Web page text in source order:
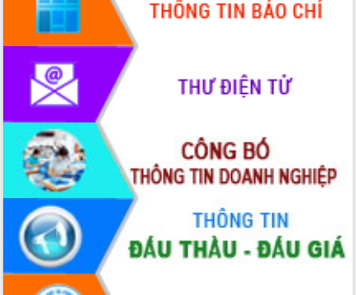
HĐND tỉnh thông qua điều chỉnh Quy
hoạch tỉnh thời kỳ 2021-2030
Hội thảo góp ý hồ sơ điều chỉnh quy
hoạch tỉnh Đắk Lắk thời kỳ 2021-2030,
tầm nhìn đến năm 2050
Nâng cao hiệu quả hoạt động của các
doanh nghiệp nhà nước
Hội nghị triển khai kết nối mạng
truyền số liệu chuyên dùng phục vụ cơ
quan Đảng, Nhà nước
Lễ phát động chuỗi hoạt động chung
tay làm sạch môi trường
Xã Ea Kar bước chuyển mình trong
công tác cải cách hành chính mô hình
mới
UBND tỉnh họp báo định kỳ tháng 4
năm 2026